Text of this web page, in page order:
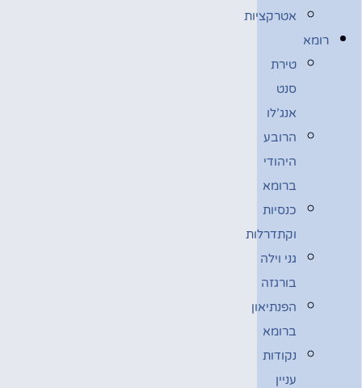
אטרקציות
רומא
טירת
סנט
אנג’לו
הרובע
היהודי
ברומא
כנסיות
וקתדרלות
גני וילה
בורגזה
הפנתיאון
ברומא
נקודות
עניין